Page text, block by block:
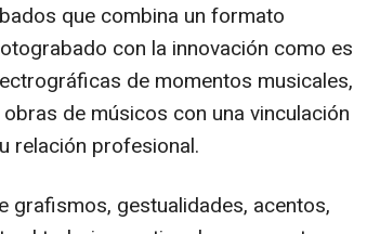
que combina un formato
con la innovación como es
de momentos musicales,
de músicos con una vinculación
relación profesional.
grafismos, gestualidades, acentos,